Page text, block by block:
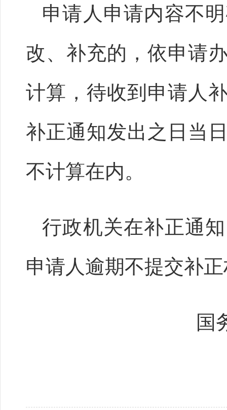
申请人申请内容不
改、补充的，依申请
计算，待收到申请人
补正通知发出之日当
不计算在内。
行政机关在补正通
申请人逾期不提交补
国